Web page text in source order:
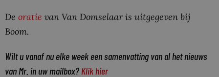
De oratie van Van Domselaar is uitgegeven bij
Boom.
Wilt u vanaf nu elke week een samenvatting van al het nieuws
van Mr. in uw mailbox? Klik hier